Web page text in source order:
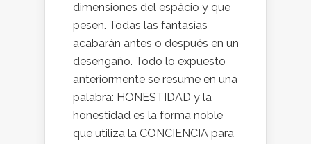
dimensiones del espácio y que
pesen. Todas las fantasías
acabarán antes o después en un
desengaño. Todo lo expuesto
anteriormente se resume en una
palabra: HONESTIDAD y la
honestidad es la forma noble
que utiliza la CONCIENCIA para